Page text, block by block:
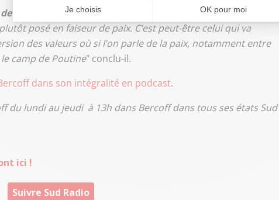
la liberté a causé de grands dégâts.
Donald Trump joue
posé en faiseur de paix. C’est peut-être celui qui va
des valeurs où si l’on parle de la paix, notamment entre
camp de Poutine" conclu-il.
dans son intégralité en podcast.
du lundi au jeudi à 13h dans Bercoff dans tous ses états Sud
ici !
Suivre Sud Radio